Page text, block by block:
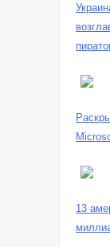
пиратов
13